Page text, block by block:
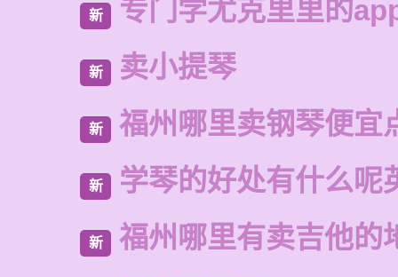
新 专门学尤克里里的
新 卖小提琴
新 福州哪里卖钢琴便宜
新 学琴的好处有什么呢
新 福州哪里有卖吉他的